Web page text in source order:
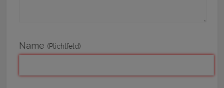
Name (Plichtfeld)